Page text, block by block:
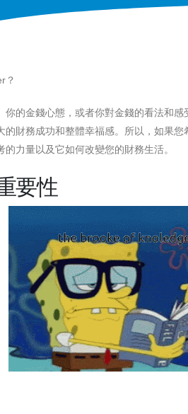
？
的金錢心態，或者你對金錢的看法和
財務成功和整體幸福感。所以，如果
力量以及它如何改變您的財務生活。
要性